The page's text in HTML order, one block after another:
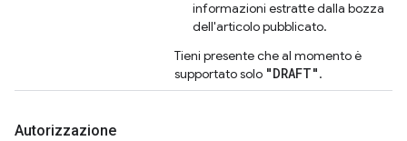
informazioni estratte dalla bozza
dell'articolo pubblicato.
Tieni presente che al momento è
supportato solo "DRAFT".
Autorizzazione